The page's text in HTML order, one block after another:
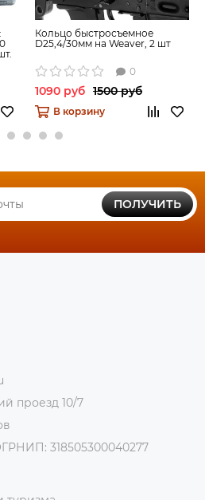
Кольцо быстросъемное
D25,4/30мм на Weaver, 2 шт
0
1090 руб 1500 руб
В корзину
ПОЛУЧИТЬ
проезд 10/7
318505300040277